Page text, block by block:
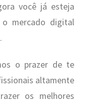
você já esteja
mercado digital
o prazer de te
altamente
os melhores